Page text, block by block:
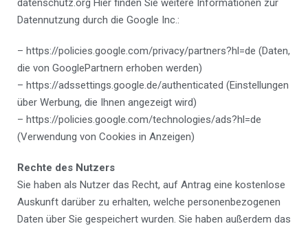
datenschutz.org Hier finden Sie weitere Informationen zur
Datennutzung durch die Google Inc.:
– https://policies.google.com/privacy/partners?hl=de (Daten,
die von GooglePartnern erhoben werden)
– https://adssettings.google.de/authenticated (Einstellungen
über Werbung, die Ihnen angezeigt wird)
– https://policies.google.com/technologies/ads?hl=de
(Verwendung von Cookies in Anzeigen)
Rechte des Nutzers
Sie haben als Nutzer das Recht, auf Antrag eine kostenlose
Auskunft darüber zu erhalten, welche personenbezogenen
Daten über Sie gespeichert wurden. Sie haben außerdem das